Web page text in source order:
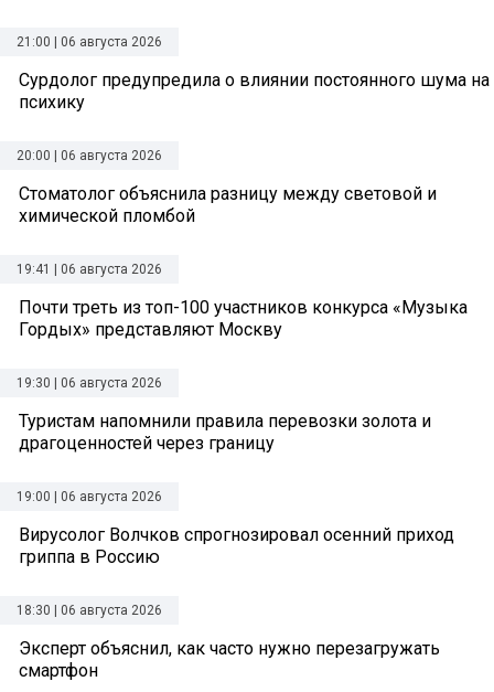
21:00 | 06 августа 2026
Сурдолог предупредила о влиянии постоянного шума на
психику
20:00 | 06 августа 2026
Стоматолог объяснила разницу между световой и
химической пломбой
19:41 | 06 августа 2026
Почти треть из топ-100 участников конкурса «Музыка
Гордых» представляют Москву
19:30 | 06 августа 2026
Туристам напомнили правила перевозки золота и
драгоценностей через границу
19:00 | 06 августа 2026
Вирусолог Волчков спрогнозировал осенний приход
гриппа в Россию
18:30 | 06 августа 2026
Эксперт объяснил, как часто нужно перезагружать
смартфон